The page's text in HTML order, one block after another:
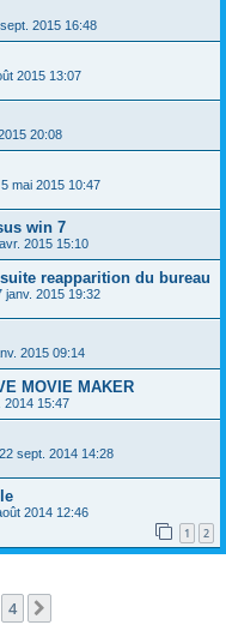
2015 16:48
2015 13:07
20:08
mai 2015 10:47
win 7
2015 15:10
reapparition du bureau
janv. 2015 19:32
2015 09:14
MOVIE MAKER
2014 15:47
sept. 2014 14:28
2014 12:46
1 2
4